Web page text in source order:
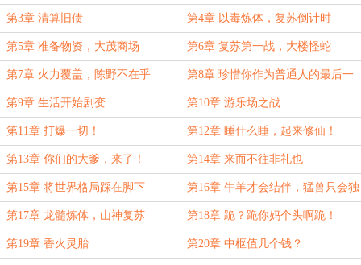
第3章 清算旧债 第4章 以毒炼体，复苏倒计时
第5章 准备物资，大茂商场 第6章 复苏第一战，大楼怪蛇
第7章 火力覆盖，陈野不在乎 第8章 珍惜你作为普通人的最后一
天吧
第9章 生活开始剧变 第10章 游乐场之战
第11章 打爆一切！ 第12章 睡什么睡，起来修仙！
第13章 你们的大爹，来了！ 第14章 来而不往非礼也
第15章 将世界格局踩在脚下 第16章 牛羊才会结伴，猛兽只会独
行。
第17章 龙髓炼体，山神复苏 第18章 跪？跪你妈个头啊跪！
第19章 香火灵胎 第20章 中枢值几个钱？